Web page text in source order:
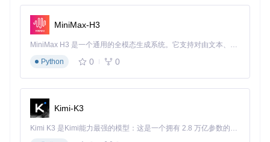
关键函数钩子注入
协议加密方式实时解析
新。
环境准备与依赖安装
确认Python 3.8+环境：python --version
MiniMax-H3
MiniMax H3 是一个通用的全模态生成系统。它支持对由文本、图像、视频和音频组成的多模态上下文进行统一理解，并能生成分辨率高达 2K、时长可达 15 秒的带原生立体声音频的视频。得益于面向任务泛化的系统设计，H3 在预训练阶段就已具备广泛的多模态上下文理解与生成能力，能够出色地执行复杂的多模态指令。
Python
0 0
Kimi-K3
Kimi K3 是Kimi能力最强的模型：这是一个拥有 2.8 万亿参数的混合专家（MoE）模型，具备原生视觉理解能力，并支持 100 万 token 的上下文窗口。